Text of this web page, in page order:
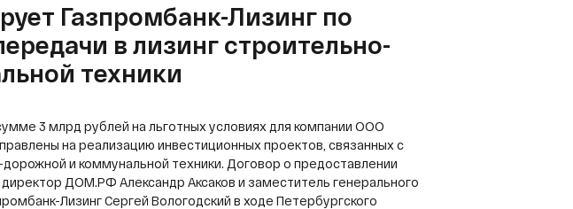
Газпромбанк-Лизинг по
в лизинг строительно-
техники
3 млрд рублей на льготных условиях для компании ООО
на реализацию инвестиционных проектов, связанных с
и коммунальной техники. Договор о предоставлении
ДОМ.РФ Александр Аксаков и заместитель генерального
Лизинг Сергей Вологодский в ходе Петербургского